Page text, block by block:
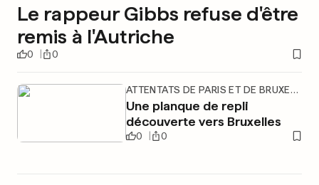
Le rappeur Gibbs refuse d'être
remis à l'Autriche
0 0
ATTENTATS DE PARIS ET DE BRUXELLES
Une planque de repli
découverte vers Bruxelles
0 0